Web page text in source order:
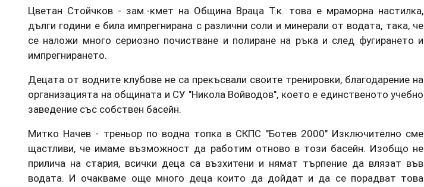
Цветан Стойчков - зам.-кмет на Община Враца Т.к. това е мраморна настилка,
дълги години е била импрегнирана с различни соли и минерали от водата, така, че
се наложи много сериозно почистване и полиране на ръка и след фугирането и
импрегнирането.
Децата от водните клубове не са прекъсвали своите тренировки, благодарение на
организацията на общината и СУ "Никола Войводов", което е единственото учебно
заведение със собствен басейн.
Митко Начев - треньор по водна топка в СКПС "Ботев 2000" Изключително сме
щастливи, че имаме възможност да работим отново в този басейн. Изобщо не
прилича на стария, всички деца са възхитени и нямат търпение да влязат във
водата. И очакваме още много деца които да дойдат и да се порадват това